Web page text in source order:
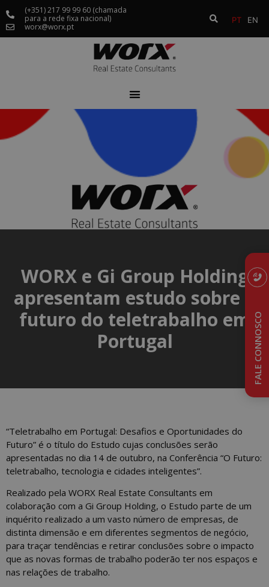
(+351) 217 99 99 60 (chamada
para a rede fixa nacional)
worx@worx.pt
PT EN
FALE CONNOSCO
WORX e Gi Group Holding
apresentam estudo sobre o
futuro do teletrabalho em
Portugal
“Teletrabalho em Portugal: Desafios e Oportunidades do
Futuro” é o título do Estudo cujas conclusões serão
apresentadas no dia 14 de outubro, na Conferência “O Futuro:
teletrabalho, tecnologia e cidades inteligentes”.
Realizado pela WORX Real Estate Consultants em
colaboração com a Gi Group Holding, o Estudo parte de um
inquérito realizado a um vasto número de empresas, de
distinta dimensão e em diferentes segmentos de negócio,
para traçar tendências e retirar conclusões sobre o impacto
que as novas formas de trabalho poderão ter nos espaços e
nas relações de trabalho.